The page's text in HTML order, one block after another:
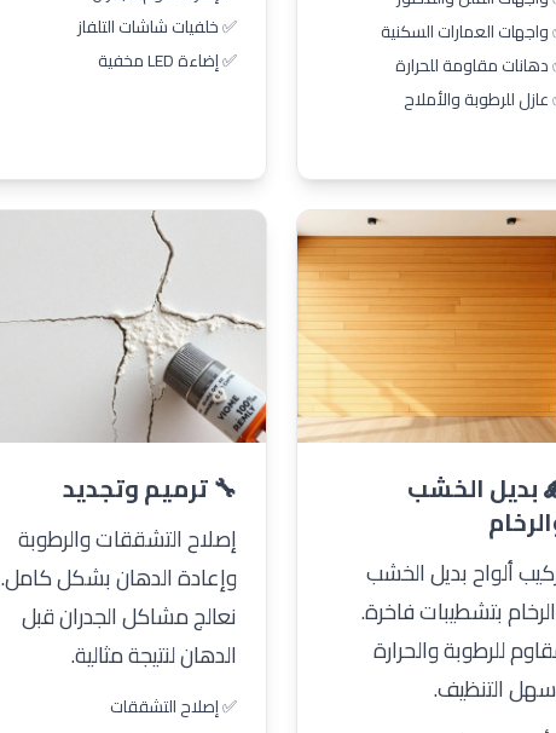
واجهات العمارات السكنية
دهانات مقاومة للحرارة
عازل للرطوبة والأملاح
✅ خلفيات شاشات التلفاز
✅ إضاءة LED مخفية
🪵 بديل الخشب
ألواح بديل الخشب
بتشطيبات فاخرة.
للرطوبة والحرارة
التنظيف.
🔧 ترميم وتجديد
إصلاح التشققات والرطوبة
وإعادة الدهان بشكل كامل.
نعالج مشاكل الجدران قبل
الدهان لنتيجة مثالية.
✅ إصلاح التشققات